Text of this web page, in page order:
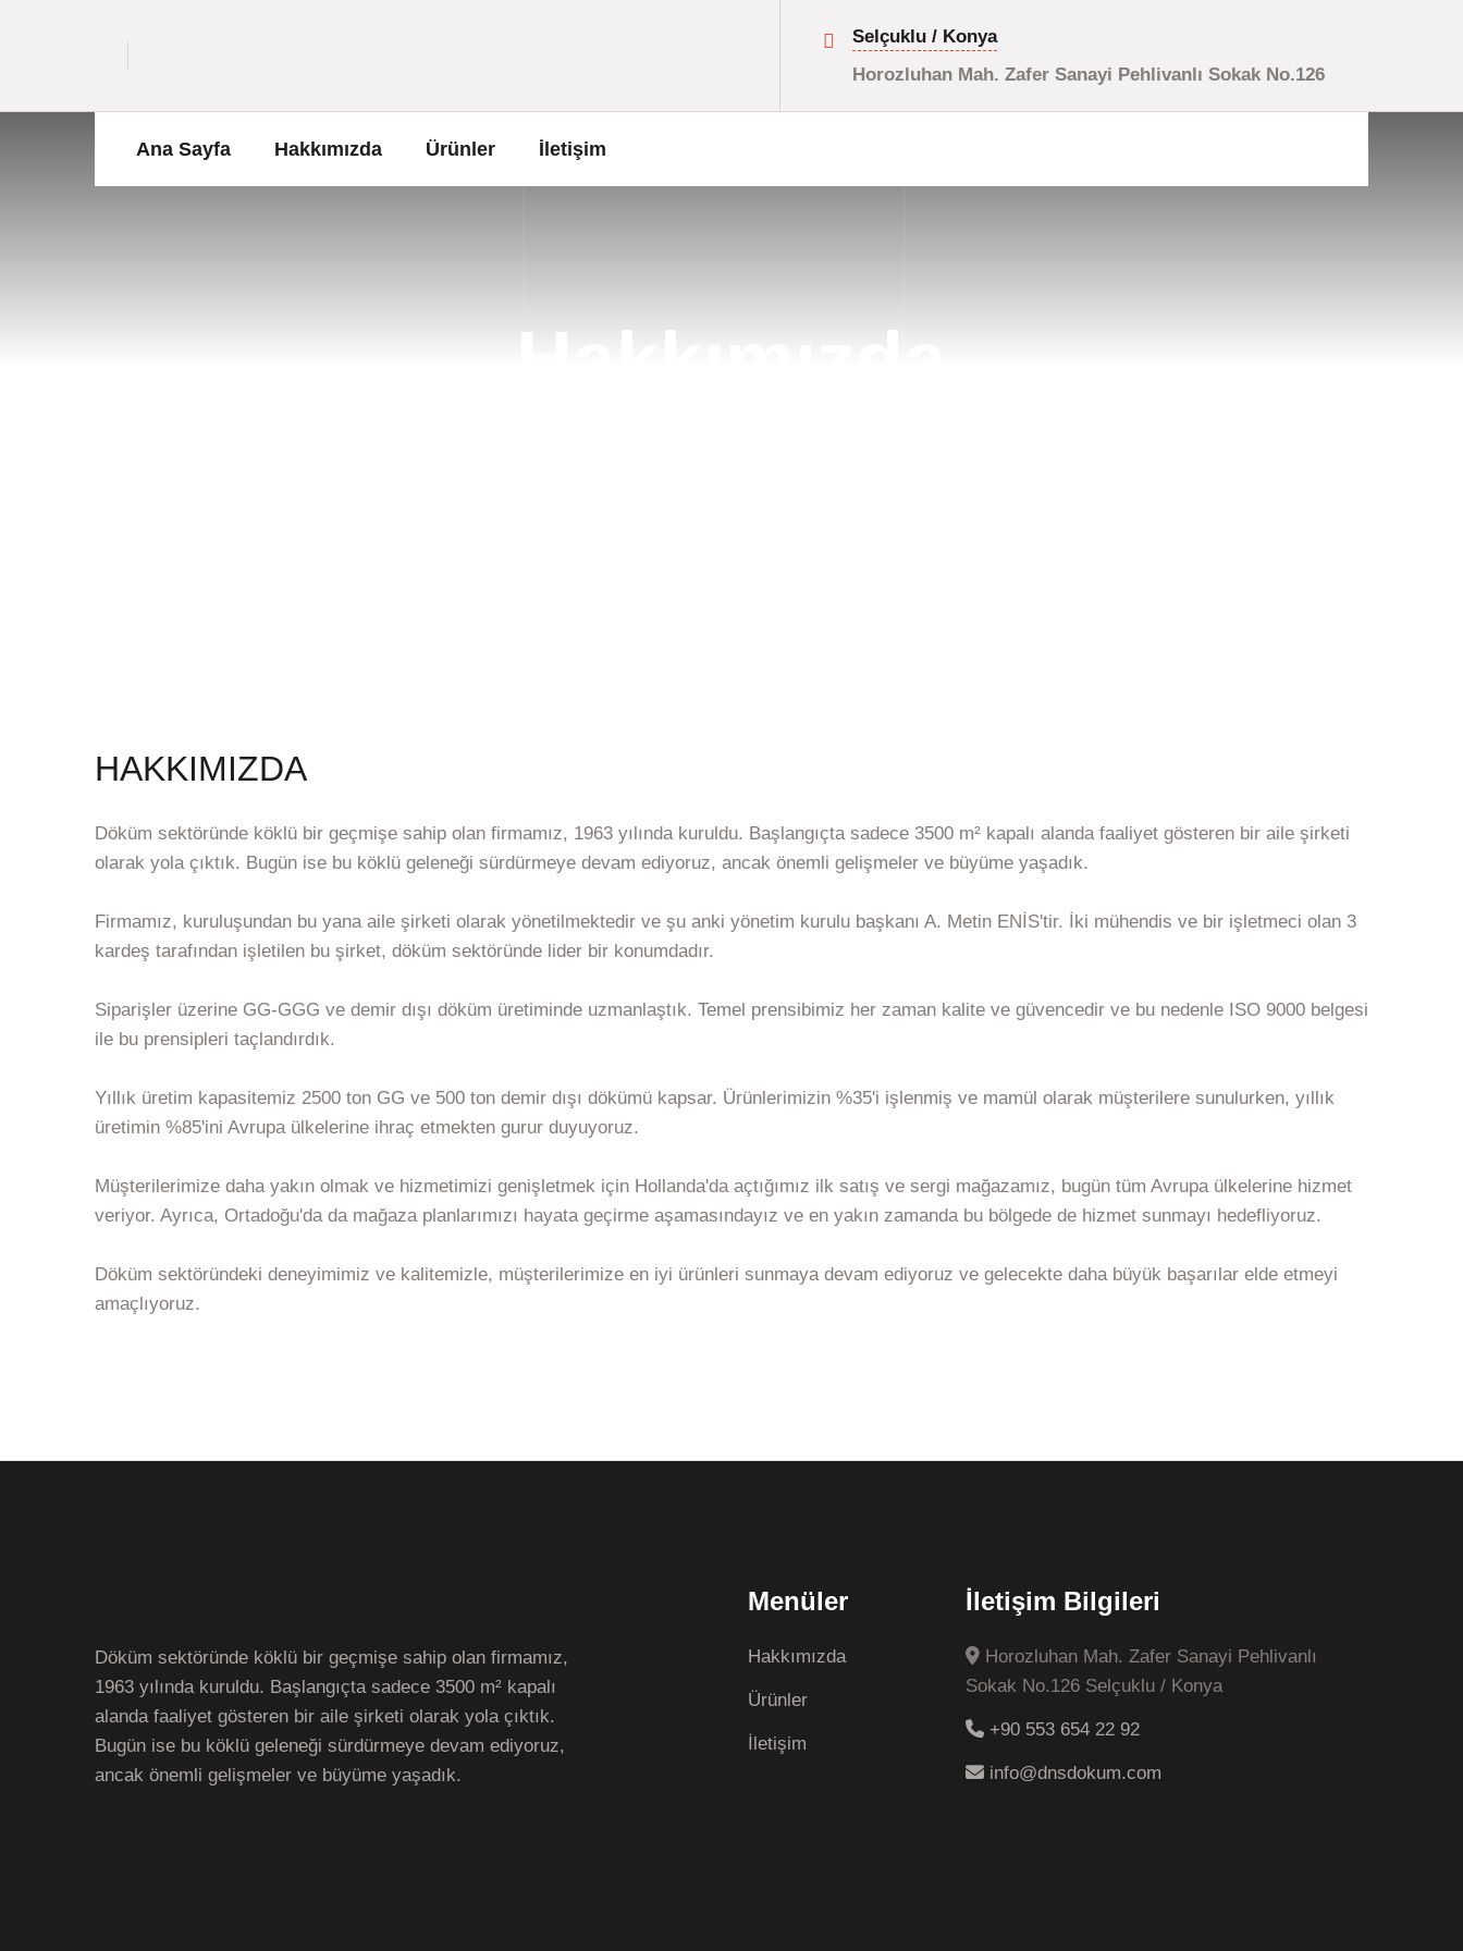
Selçuklu / Konya
Horozluhan Mah. Zafer Sanayi Pehlivanlı Sokak No.126
Ana Sayfa Hakkımızda Ürünler İletişim
HAKKIMIZDA
Döküm sektöründe köklü bir geçmişe sahip olan firmamız, 1963 yılında kuruldu. Başlangıçta sadece 3500 m² kapalı alanda faaliyet gösteren bir aile şirketi
olarak yola çıktık. Bugün ise bu köklü geleneği sürdürmeye devam ediyoruz, ancak önemli gelişmeler ve büyüme yaşadık.
Firmamız, kuruluşundan bu yana aile şirketi olarak yönetilmektedir ve şu anki yönetim kurulu başkanı A. Metin ENİS'tir. İki mühendis ve bir işletmeci olan 3
kardeş tarafından işletilen bu şirket, döküm sektöründe lider bir konumdadır.
Siparişler üzerine GG-GGG ve demir dışı döküm üretiminde uzmanlaştık. Temel prensibimiz her zaman kalite ve güvencedir ve bu nedenle ISO 9000 belgesi
ile bu prensipleri taçlandırdık.
Yıllık üretim kapasitemiz 2500 ton GG ve 500 ton demir dışı dökümü kapsar. Ürünlerimizin %35'i işlenmiş ve mamül olarak müşterilere sunulurken, yıllık
üretimin %85'ini Avrupa ülkelerine ihraç etmekten gurur duyuyoruz.
Müşterilerimize daha yakın olmak ve hizmetimizi genişletmek için Hollanda'da açtığımız ilk satış ve sergi mağazamız, bugün tüm Avrupa ülkelerine hizmet
veriyor. Ayrıca, Ortadoğu'da da mağaza planlarımızı hayata geçirme aşamasındayız ve en yakın zamanda bu bölgede de hizmet sunmayı hedefliyoruz.
Döküm sektöründeki deneyimimiz ve kalitemizle, müşterilerimize en iyi ürünleri sunmaya devam ediyoruz ve gelecekte daha büyük başarılar elde etmeyi
amaçlıyoruz.
Döküm sektöründe köklü bir geçmişe sahip olan firmamız,
1963 yılında kuruldu. Başlangıçta sadece 3500 m² kapalı
alanda faaliyet gösteren bir aile şirketi olarak yola çıktık.
Bugün ise bu köklü geleneği sürdürmeye devam ediyoruz,
ancak önemli gelişmeler ve büyüme yaşadık.
Menüler
Hakkımızda
Ürünler
İletişim
İletişim Bilgileri
Horozluhan Mah. Zafer Sanayi Pehlivanlı
Sokak No.126 Selçuklu / Konya
+90 553 654 22 92
info@dnsdokum.com